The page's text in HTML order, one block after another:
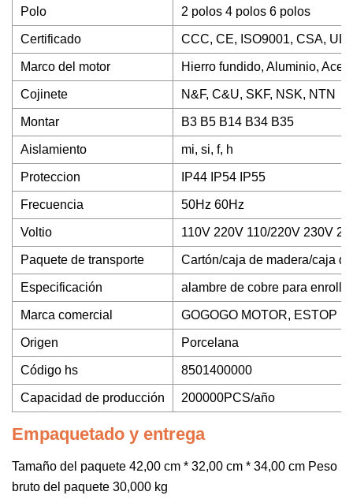
Polo 2 polos 4 polos 6 polos
Certificado CCC, CE, ISO9001, CSA, UL
Marco del motor Hierro fundido, Aluminio,
Cojinete N&F, C&U, SKF, NSK, NTN
Montar B3 B5 B14 B34 B35
Aislamiento mi, si, f, h
Proteccion IP44 IP54 IP55
Frecuencia 50Hz 60Hz
Voltio 110V 220V 110/220V 230V
Paquete de transporte Cartón/caja de madera/caja
Especificación alambre de cobre para enrollar
Marca comercial GOGOGO MOTOR, ESTOP
Origen Porcelana
Código hs 8501400000
Capacidad de producción 200000PCS/año
Empaquetado y entrega
Tamaño del paquete 42,00 cm * 32,00 cm * 34,00 cm Peso
bruto del paquete 30,000 kg